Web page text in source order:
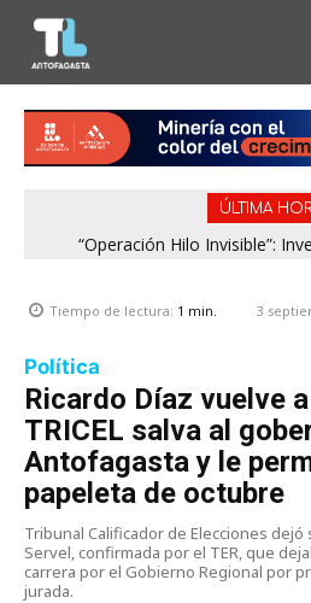
ÚLTIMA
“Operación Hilo Invisible”:
Tiempo de lectura: 1 min. 3
Política
Ricardo Díaz vuelve
TRICEL salva al
Antofagasta y le
papeleta de octubre
Tribunal Calificador de Elecciones
Servel, confirmada por el TER, que
carrera por el Gobierno Regional por
jurada.